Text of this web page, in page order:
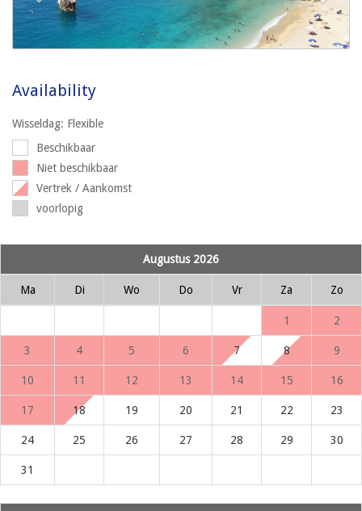
Availability
Wisseldag: Flexible
Beschikbaar
Niet beschikbaar
Vertrek / Aankomst
voorlopig
Augustus 2026
Ma Di Wo Do Vr Za Zo
1 2
3 4 5 6 7 8 9
10 11 12 13 14 15 16
17 18 19 20 21 22 23
24 25 26 27 28 29 30
31